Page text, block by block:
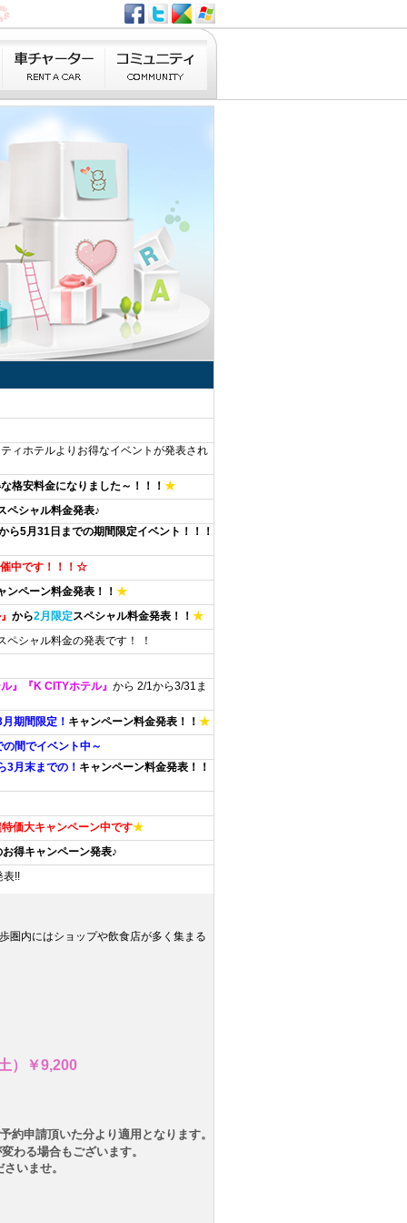
ィホテルよりお得なイベントが発表され
格安料金になりました～！！！ ★
ペシャル料金発表♪
ら5月31日までの期間限定イベント！！！
中です！！！☆
ンペーン料金発表！！ ★
から2月限定スペシャル料金発表！！ ★
ペシャル料金の発表です！ ！
』『K CITYホテル』 から 2/1から3/31ま
期間限定！ キャンペーン料金発表！！ ★
間でイベント中～
3月末までの！ キャンペーン料金発表！！
価大キャンペーン中です★
得キャンペーン発表♪
表!!
圏内にはショップや飲食店が多く集まる
）￥9,200
申請頂いた分より適用となります。
わる場合もございます。
いませ。